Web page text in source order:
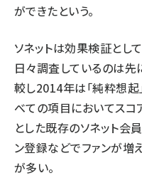
ができたという。
ソネットは効果検証とし
日々調査しているのは先
較し2014年は「純粋想起
べての項目においてスコ
とした既存のソネット会
ン登録などでファンが増
が多い。